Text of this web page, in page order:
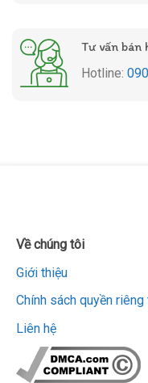
Tư vấn
Hotline:
Về chúng tôi
Giới thiệu
Chính sách quyền
Liên hệ